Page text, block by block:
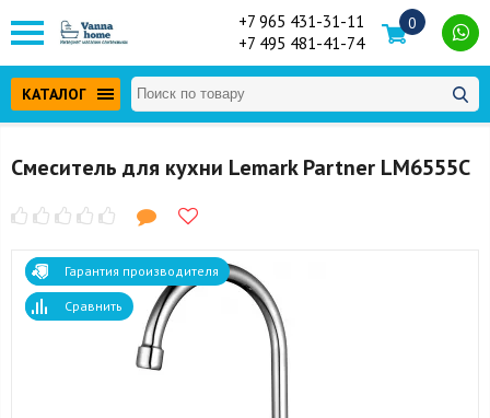
+7 965 431-31-11
+7 495 481-41-74
0
КАТАЛОГ
Смеситель для кухни Lemark Partner LM6555C
Гарантия производителя
Сравнить